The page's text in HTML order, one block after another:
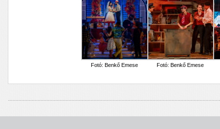
Fotó: Benkő Emese Fotó: Benkő Emese